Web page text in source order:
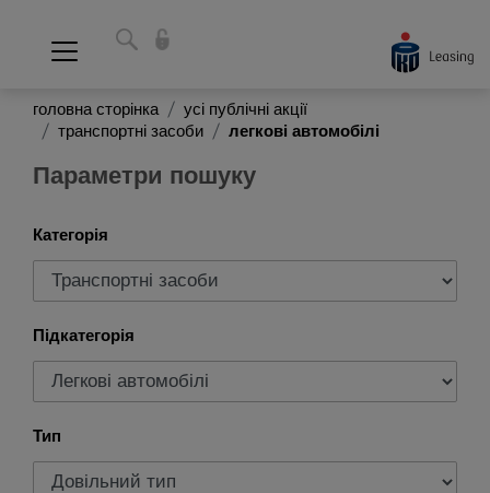
головна сторінка
усі публічні акції
транспортні засоби
легкові автомобілі
Параметри пошуку
Категорія
Підкатегорія
Тип